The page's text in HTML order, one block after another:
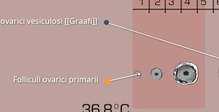
vesiculosi [[Graafi]]
Folliculi ovarici primarii